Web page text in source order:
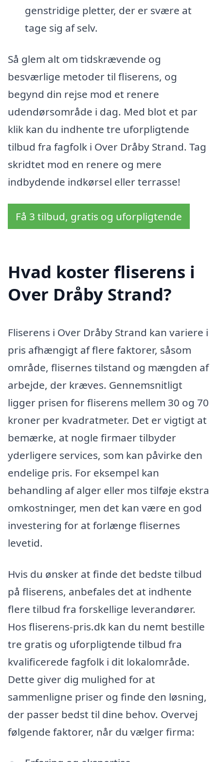
genstridige pletter, der er svære at
tage sig af selv.
Så glem alt om tidskrævende og
besværlige metoder til fliserens, og
begynd din rejse mod et renere
udendørsområde i dag. Med blot et par
klik kan du indhente tre uforpligtende
tilbud fra fagfolk i Over Dråby Strand. Tag
skridtet mod en renere og mere
indbydende indkørsel eller terrasse!
Få 3 tilbud, gratis og uforpligtende
Hvad koster fliserens i
Over Dråby Strand?
Fliserens i Over Dråby Strand kan variere i
pris afhængigt af flere faktorer, såsom
område, flisernes tilstand og mængden af
arbejde, der kræves. Gennemsnitligt
ligger prisen for fliserens mellem 30 og 70
kroner per kvadratmeter. Det er vigtigt at
bemærke, at nogle firmaer tilbyder
yderligere services, som kan påvirke den
endelige pris. For eksempel kan
behandling af alger eller mos tilføje ekstra
omkostninger, men det kan være en god
investering for at forlænge flisernes
levetid.
Hvis du ønsker at finde det bedste tilbud
på fliserens, anbefales det at indhente
flere tilbud fra forskellige leverandører.
Hos fliserens-pris.dk kan du nemt bestille
tre gratis og uforpligtende tilbud fra
kvalificerede fagfolk i dit lokalområde.
Dette giver dig mulighed for at
sammenligne priser og finde den løsning,
der passer bedst til dine behov. Overvej
følgende faktorer, når du vælger firma: